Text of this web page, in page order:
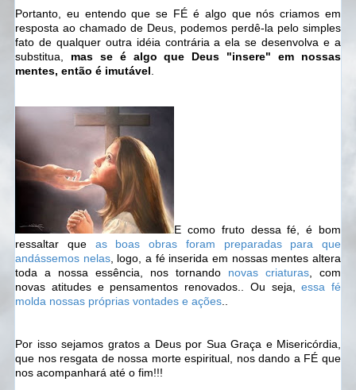
Portanto, eu entendo que se FÉ é algo que nós criamos em
resposta ao chamado de Deus, podemos perdê-la pelo simples
fato de qualquer outra idéia contrária a ela se desenvolva e a
substitua, mas se é algo que Deus "insere" em nossas
mentes, então é imutável.
E como fruto dessa fé, é bom
ressaltar que as boas obras foram preparadas para que
andássemos nelas, logo, a fé inserida em nossas mentes altera
toda a nossa essência, nos tornando novas criaturas, com
novas atitudes e pensamentos renovados.. Ou seja,essa fé
molda nossas próprias vontades e ações..
Por isso sejamos gratos a Deus por Sua Graça e Misericórdia,
que nos resgata de nossa morte espiritual, nos dando a FÉ que
nos acompanhará até o fim!!!